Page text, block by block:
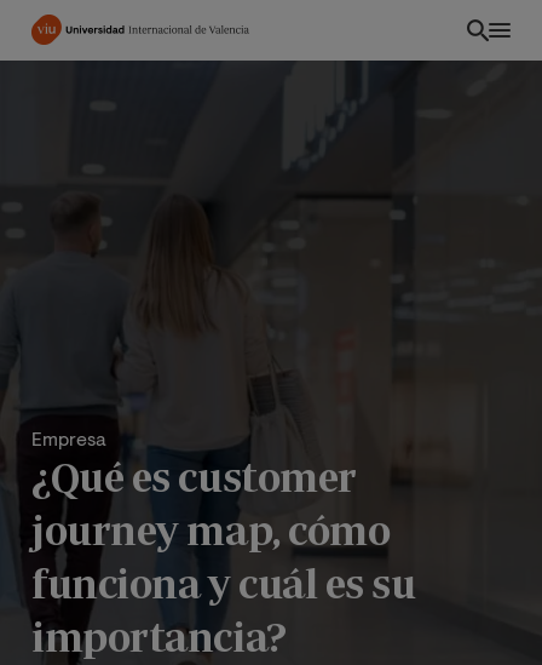
Pasar
Empresa
¿Qué es customer
journey map, cómo
funciona y cuál es su
importancia?